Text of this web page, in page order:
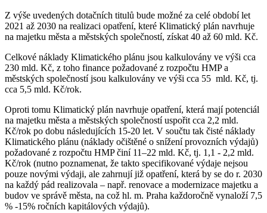
Z výše uvedených dotačních titulů bude možné za celé období let
2021 až 2030 na realizaci opatření, které Klimatický plán navrhuje
na majetku města a městských společností, získat 40 až 60 mld. Kč.
Celkové náklady Klimatického plánu jsou kalkulovány ve výši cca
230 mld. Kč, z toho finance požadované z rozpočtu HMP a
městských společností jsou kalkulovány ve výši cca 55 mld. Kč, tj.
cca 5,5 mld. Kč/rok.
Oproti tomu Klimatický plán navrhuje opatření, která mají potenciál
na majetku města a městských společností uspořit cca 2,2 mld.
Kč/rok po dobu následujících 15-20 let. V součtu tak čisté náklady
Klimatického plánu (náklady očištěné o snížení provozních výdajů)
požadované z rozpočtu HMP činí 11–22 mld. Kč, tj. 1,1 - 2,2 mld.
Kč/rok (nutno poznamenat, že takto specifikované výdaje nejsou
pouze novými výdaji, ale zahrnují již opatření, která by se do r. 2030
na každý pád realizovala – např. renovace a modernizace majetku a
budov ve správě města, na což hl. m. Praha každoročně vynaloží 7,5
% -15% ročních kapitálových výdajů).